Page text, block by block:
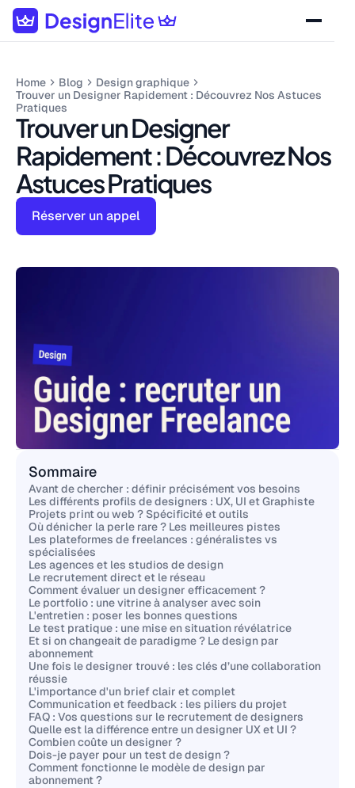
Home Blog
Design graphique
Trouver un Designer Rapidement : Découvrez Nos Astuces
Pratiques
Trouver un Designer
Rapidement : Découvrez Nos
Astuces Pratiques
Réserver un appel
Sommaire
Avant de chercher : définir précisément vos besoins
Les différents profils de designers : UX, UI et Graphiste
Projets print ou web ? Spécificité et outils
Où dénicher la perle rare ? Les meilleures pistes
Les plateformes de freelances : généralistes vs
spécialisées
Les agences et les studios de design
Le recrutement direct et le réseau
Comment évaluer un designer efficacement ?
Le portfolio : une vitrine à analyser avec soin
L'entretien : poser les bonnes questions
Le test pratique : une mise en situation révélatrice
Et si on changeait de paradigme ? Le design par
abonnement
Une fois le designer trouvé : les clés d’une collaboration
réussie
L'importance d'un brief clair et complet
Communication et feedback : les piliers du projet
FAQ : Vos questions sur le recrutement de designers
Quelle est la différence entre un designer UX et UI ?
Combien coûte un designer ?
Dois-je payer pour un test de design ?
Comment fonctionne le modèle de design par
abonnement ?